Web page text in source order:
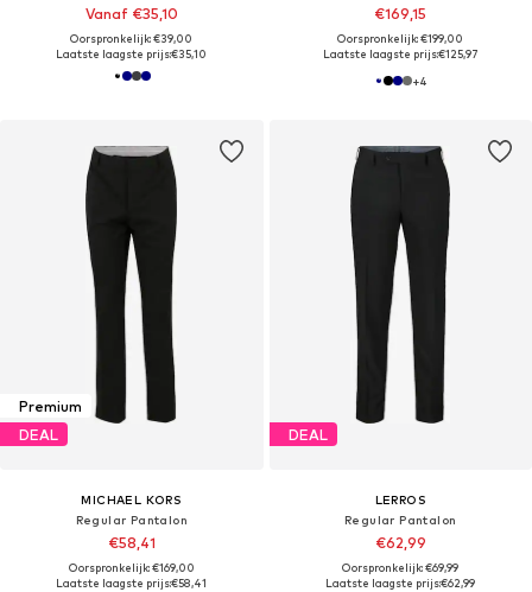
Vanaf €35,10
Oorspronkelijk: €39,00
Laatste laagste prijs:€35,10
€169,15
Oorspronkelijk: €199,00
Laatste laagste prijs:€125,97
+4
Premium
DEAL
MICHAEL KORS
Regular Pantalon
€58,41
Oorspronkelijk: €169,00
Laatste laagste prijs:€58,41
DEAL
LERROS
Regular Pantalon
€62,99
Oorspronkelijk: €69,99
Laatste laagste prijs:€62,99